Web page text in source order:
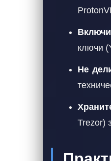
ключи
Не
Trezor)